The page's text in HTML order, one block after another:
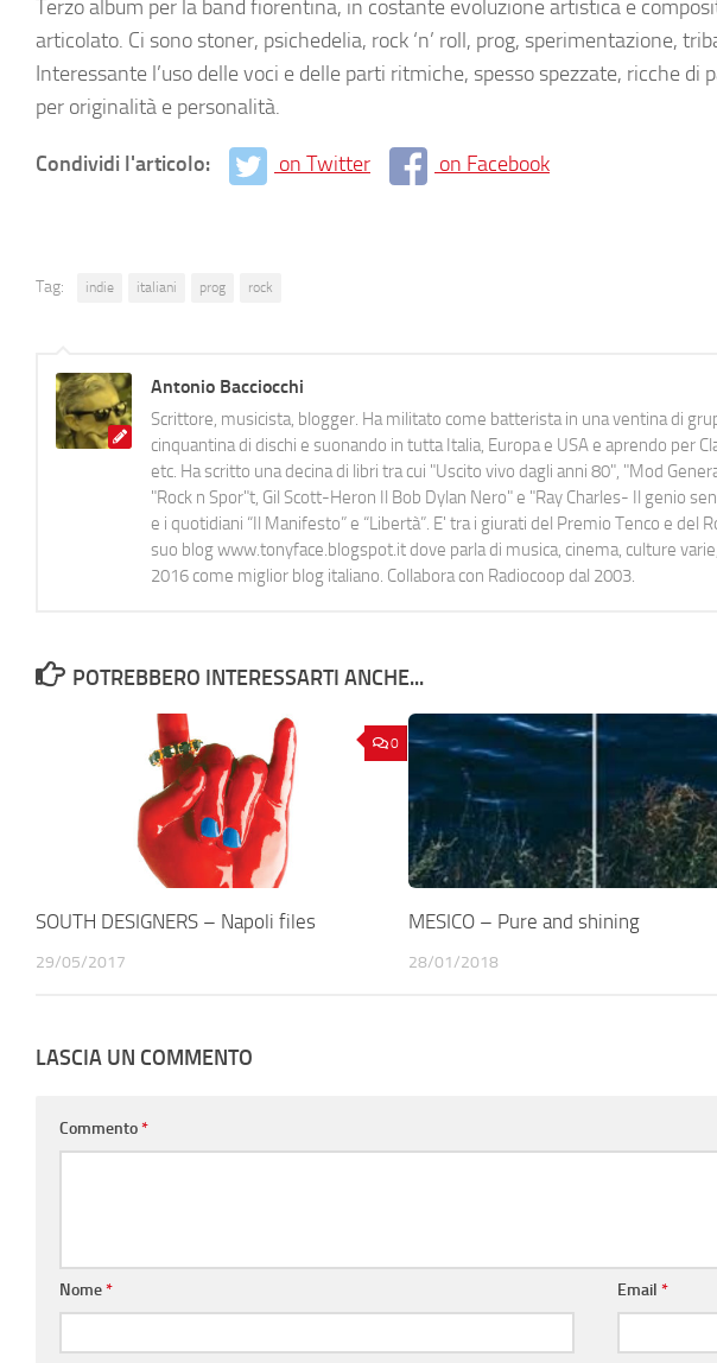
Terzo album per la band fiorentina, in costante evoluzione artistica e
articolato. Ci sono stoner, psichedelia, rock ‘n’ roll, prog, sperimentazione,
Interessante l’uso delle voci e delle parti ritmiche, spesso spezzate, ricche di
per originalità e personalità.
Condividi l'articolo: on Twitter on Facebook
Tag: indie italiani prog rock
Antonio Bacciocchi
Scrittore, musicista, blogger. Ha militato come batterista in una ventina di
cinquantina di dischi e suonando in tutta Italia, Europa e USA e aprendo per
etc. Ha scritto una decina di libri tra cui "Uscito vivo dagli anni 80", "Mod
"Rock n Spor"t, Gil Scott-Heron Il Bob Dylan Nero" e "Ray Charles- Il genio
e i quotidiani “Il Manifesto” e “Libertà”. E' tra i giurati del Premio Tenco e del
suo blog www.tonyface.blogspot.it dove parla di musica, cinema, culture
2016 come miglior blog italiano. Collabora con Radiocoop dal 2003.
POTREBBERO INTERESSARTI ANCHE...
0
SOUTH DESIGNERS – Napoli files
29/05/2017
MESICO – Pure and shining
28/01/2018
LASCIA UN COMMENTO
Commento*
Nome* Email*